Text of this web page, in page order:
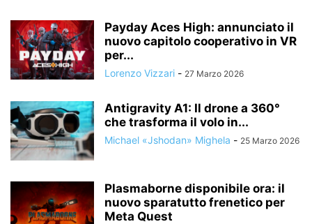
Payday Aces High: annunciato il
nuovo capitolo cooperativo in VR
per...
Lorenzo Vizzari - 27 Marzo 2026
Antigravity A1: Il drone a 360°
che trasforma il volo in...
Michael «Jshodan» Mighela - 25 Marzo 2026
Plasmaborne disponibile ora: il
nuovo sparatutto frenetico per
Meta Quest